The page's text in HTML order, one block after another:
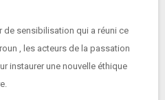
de sensibilisation qui a réuni ce
, les acteurs de la passation
instaurer une nouvelle éthique